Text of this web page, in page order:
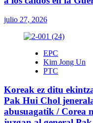
julio 27, 2026
EPC
Kim Jong Un
PTC
Koreak ez ditu
Pak Hui Chol
abusuagatik / Corea